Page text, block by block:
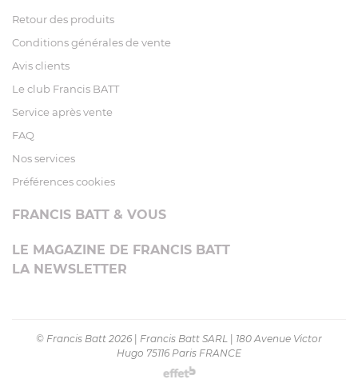
Retour des produits
Conditions générales de vente
Avis clients
Le club Francis BATT
Service après vente
FAQ
Nos services
Préférences cookies
FRANCIS BATT & VOUS
LE MAGAZINE DE FRANCIS BATT
LA NEWSLETTER
© Francis Batt 2026 Francis Batt SARL
180 Avenue Victor
Hugo 75116 Paris FRANCE